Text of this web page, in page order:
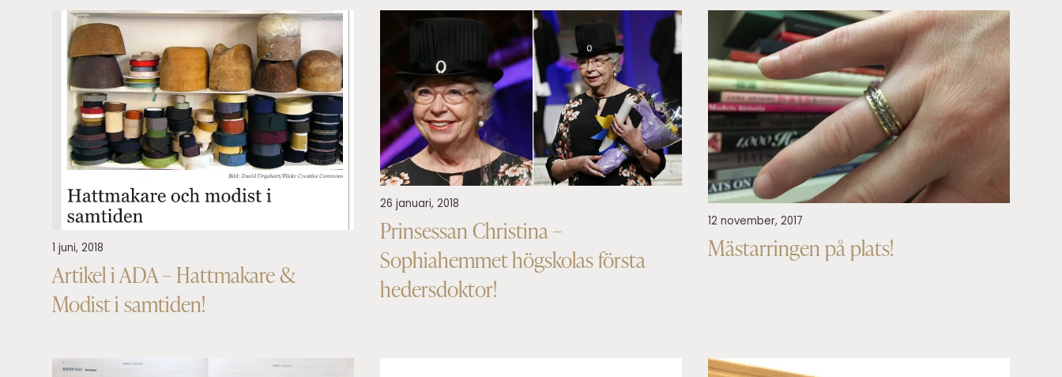
1 juni, 2018
Artikel i ADA – Hattmakare &
Modist i samtiden!
26 januari, 2018
Prinsessan Christina –
Sophiahemmet högskolas första
hedersdoktor!
12 november, 2017
Mästarringen på plats!